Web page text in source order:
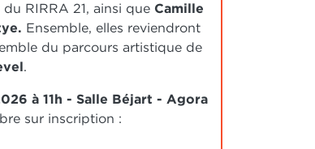
RIRRA 21, ainsi que Camille
Ensemble, elles reviendront
du parcours artistique de
.
à 11h - Salle Béjart - Agora
sur inscription :